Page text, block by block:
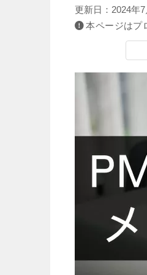
更新日： 2024年7
本ページはプ